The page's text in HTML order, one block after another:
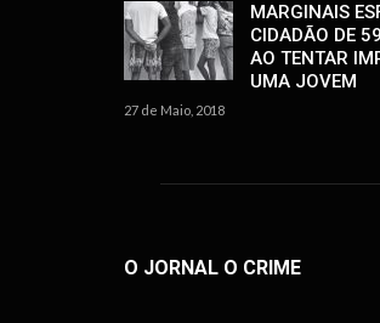
MARGINAIS
CIDADÃO DE
AO TENTAR
UMA JOVEM
27 de Maio, 2018
O JORNAL O CRIME